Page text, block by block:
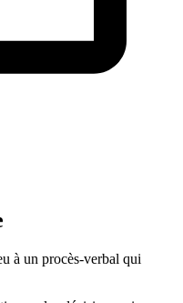
à un procès-verbal qui